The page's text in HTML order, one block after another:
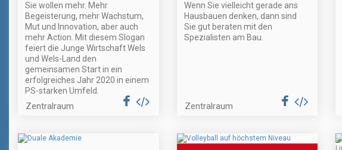
Sie wollen mehr. Mehr
Begeisterung, mehr Wachstum,
Mut und Innovation, aber auch
mehr Action. Mit diesem Slogan
feiert die Junge Wirtschaft Wels
und Wels-Land den
gemeinsamen Start in ein
erfolgreiches Jahr 2020 in einem
PS-starken Umfeld.
Zentralraum
Wenn Sie vielleicht gerade ans
Hausbauen denken, dann sind
Sie gut beraten mit den
Spezialisten am Bau.
Zentralraum